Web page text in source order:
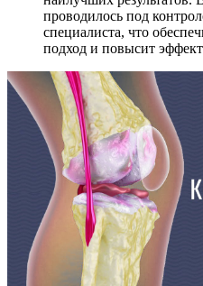
проводилось под
специалиста, что
подход и повысит